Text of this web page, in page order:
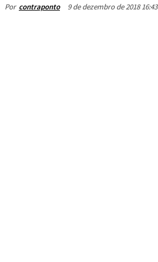
Por contraponto 9 de dezembro de 2018 16:43